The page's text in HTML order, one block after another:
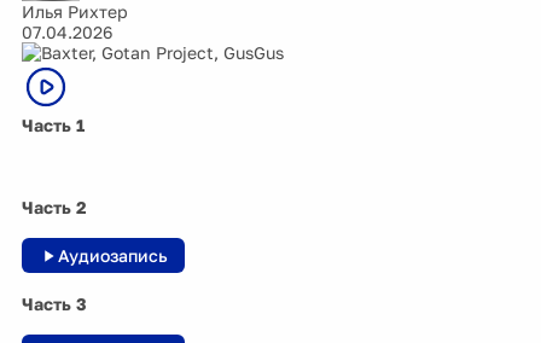
Илья Рихтер
07.04.2026
Часть 1
Часть 2
Аудиозапись
Часть 3